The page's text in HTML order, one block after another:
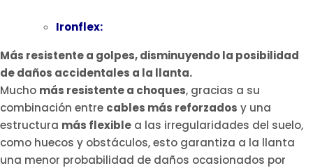
Ironflex:
Más resistente a golpes, disminuyendo la posibilidad
de daños accidentales a la llanta.
Mucho más resistente a choques, gracias a su
combinación entre cables más reforzados y una
estructura más flexible a las irregularidades del suelo,
como huecos y obstáculos, esto garantiza a la llanta
una menor probabilidad de daños ocasionados por